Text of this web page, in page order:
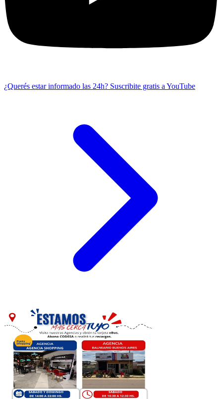
¿Querés estar informado las 24h? Suscribite gratis a YouTube